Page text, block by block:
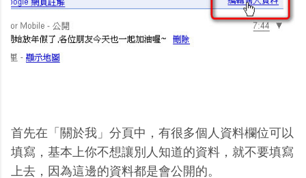
首先在「關於我」分頁中，有很多個人資料欄位可以
填寫，基本上你不想讓別人知道的資料，就不要填寫
上去，因為這邊的資料都是會公開的。